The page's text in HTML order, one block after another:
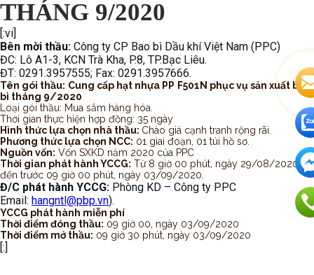
THÁNG 9/2020
[:vi]
Bên mời thầu: Công ty CP Bao bì Dầu khí Việt Nam (PPC)
ĐC: Lô A1-3, KCN Trà Kha, P.8, TP.Bạc Liêu.
ĐT: 0291.3957555; Fax: 0291.3957666.
Tên gói thầu: Cung cấp hạt nhựa PP F501N phục vụ sản xuất bao
bì tháng 9/2020
Loại gói thầu: Mua sắm hàng hóa.
Thời gian thực hiện hợp đồng: 35 ngày
Hình thức lựa chọn nhà thầu: Chào giá cạnh tranh rộng rãi.
Phương thức lựa chọn NCC: 01 giai đoạn, 01 túi hồ sơ.
Nguồn vốn: Vốn SXKD năm 2020 của PPC
Thời gian phát hành YCCG: Từ 8 giờ 00 phút, ngày 29/08/2020
đến trước 09 giờ 00 phút, ngày 03/09/2020.
Đ/C phát hành YCCG: Phòng KD – Công ty PPC
Email: hangntl@pbp.vn).
YCCG phát hành miễn phí
Thời điểm đóng thầu: 09 giờ 00, ngày 03/09/2020
Thời điểm mở thầu: 09 giờ 30 phút, ngày 03/09/2020
[:]